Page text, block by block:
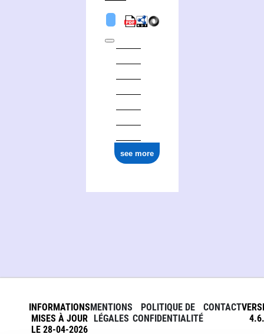
see more
INFORMATIONS
MISES À JOUR
LE 28-04-2026
MENTIONS
LÉGALES
POLITIQUE DE
CONFIDENTIALITÉ
CONTACT